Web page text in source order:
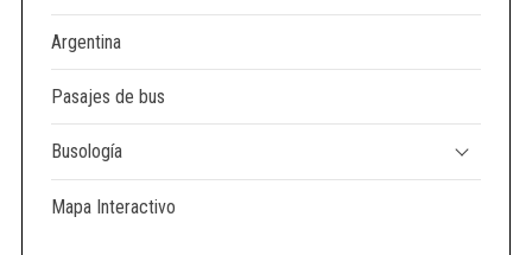
Argentina
Pasajes de bus
Busología
Mapa Interactivo